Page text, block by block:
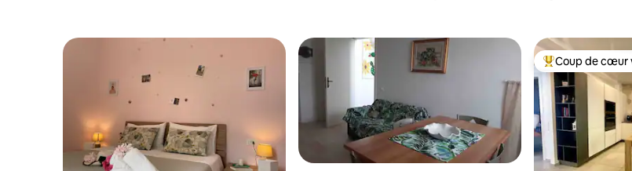
Coups de cœur
Coup de cœur